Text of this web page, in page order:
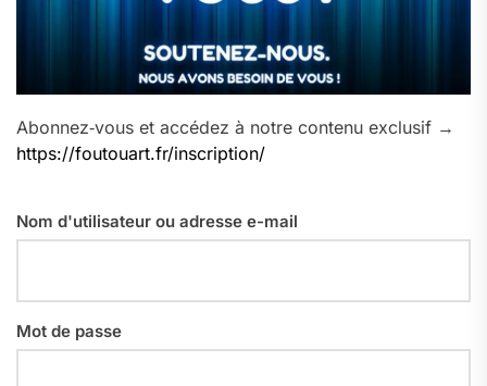
Abonnez‑vous et accédez à notre contenu exclusif →
https://foutouart.fr/inscription/
Nom d'utilisateur ou adresse e-mail
Mot de passe